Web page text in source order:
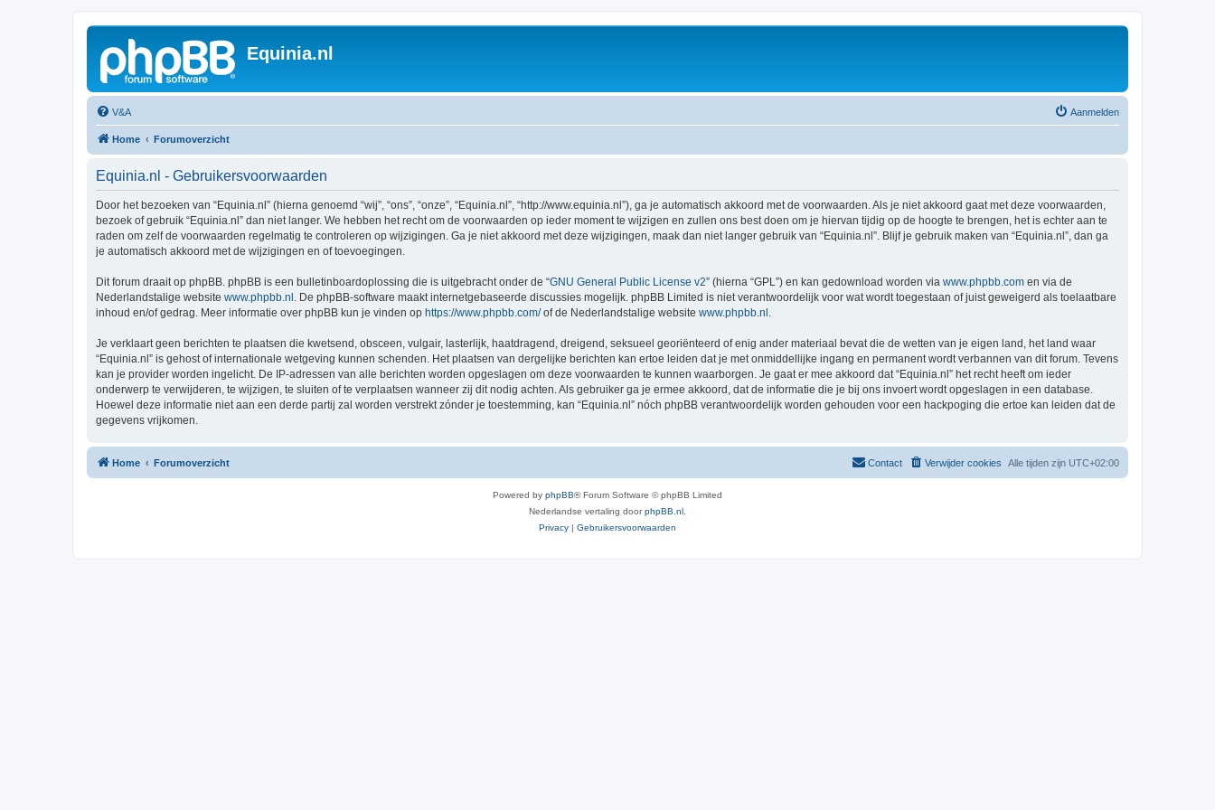
Equinia.nl
V&A Aanmelden
Home Forumoverzicht
Equinia.nl - Gebruikersvoorwaarden
Door het bezoeken van “Equinia.nl” (hierna genoemd “wij”, “ons”, “onze”, “Equinia.nl”, “http://www.equinia.nl”), ga je automatisch akkoord met de voorwaarden. Als je niet akkoord gaat met deze voorwaarden,
bezoek of gebruik “Equinia.nl” dan niet langer. We hebben het recht om de voorwaarden op ieder moment te wijzigen en zullen ons best doen om je hiervan tijdig op de hoogte te brengen, het is echter aan te
raden om zelf de voorwaarden regelmatig te controleren op wijzigingen. Ga je niet akkoord met deze wijzigingen, maak dan niet langer gebruik van “Equinia.nl”. Blijf je gebruik maken van “Equinia.nl”, dan ga
je automatisch akkoord met de wijzigingen en of toevoegingen.
Dit forum draait op phpBB. phpBB is een bulletinboardoplossing die is uitgebracht onder de “GNU General Public License v2” (hierna “GPL”) en kan gedownload worden via www.phpbb.com en via de
Nederlandstalige website www.phpbb.nl . De phpBB-software maakt internetgebaseerde discussies mogelijk. phpBB Limited is niet verantwoordelijk voor wat wordt toegestaan of juist geweigerd als toelaatbare
inhoud en/of gedrag. Meer informatie over phpBB kun je vinden op https://www.phpbb.com/of de Nederlandstalige website www.phpbb.nl .
Je verklaart geen berichten te plaatsen die kwetsend, obsceen, vulgair, lasterlijk, haatdragend, dreigend, seksueel georiënteerd of enig ander materiaal bevat die de wetten van je eigen land, het land waar
“Equinia.nl” is gehost of internationale wetgeving kunnen schenden. Het plaatsen van dergelijke berichten kan ertoe leiden dat je met onmiddellijke ingang en permanent wordt verbannen van dit forum. Tevens
kan je provider worden ingelicht. De IP-adressen van alle berichten worden opgeslagen om deze voorwaarden te kunnen waarborgen. Je gaat er mee akkoord dat “Equinia.nl” het recht heeft om ieder
onderwerp te verwijderen, te wijzigen, te sluiten of te verplaatsen wanneer zij dit nodig achten. Als gebruiker ga je ermee akkoord, dat de informatie die je bij ons invoert wordt opgeslagen in een database.
Hoewel deze informatie niet aan een derde partij zal worden verstrekt zónder je toestemming, kan “Equinia.nl” nóch phpBB verantwoordelijk worden gehouden voor een hackpoging die ertoe kan leiden dat de
gegevens vrijkomen.
Home Forumoverzicht Alle tijden zijn UTC+02:00
Verwijder cookies
Contact
Powered by phpBB® Forum Software © phpBB Limited
Nederlandse vertaling doorphpBB.nl
Privacy | Gebruikersvoorwaarden